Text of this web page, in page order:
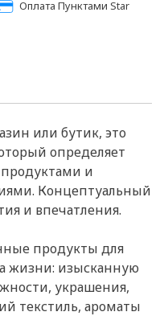
Оплата Пунктами Star
или бутик, это
определяет
и
Концептуальный
и впечатления.
продукты для
жизни: изысканную
украшения,
текстиль, ароматы